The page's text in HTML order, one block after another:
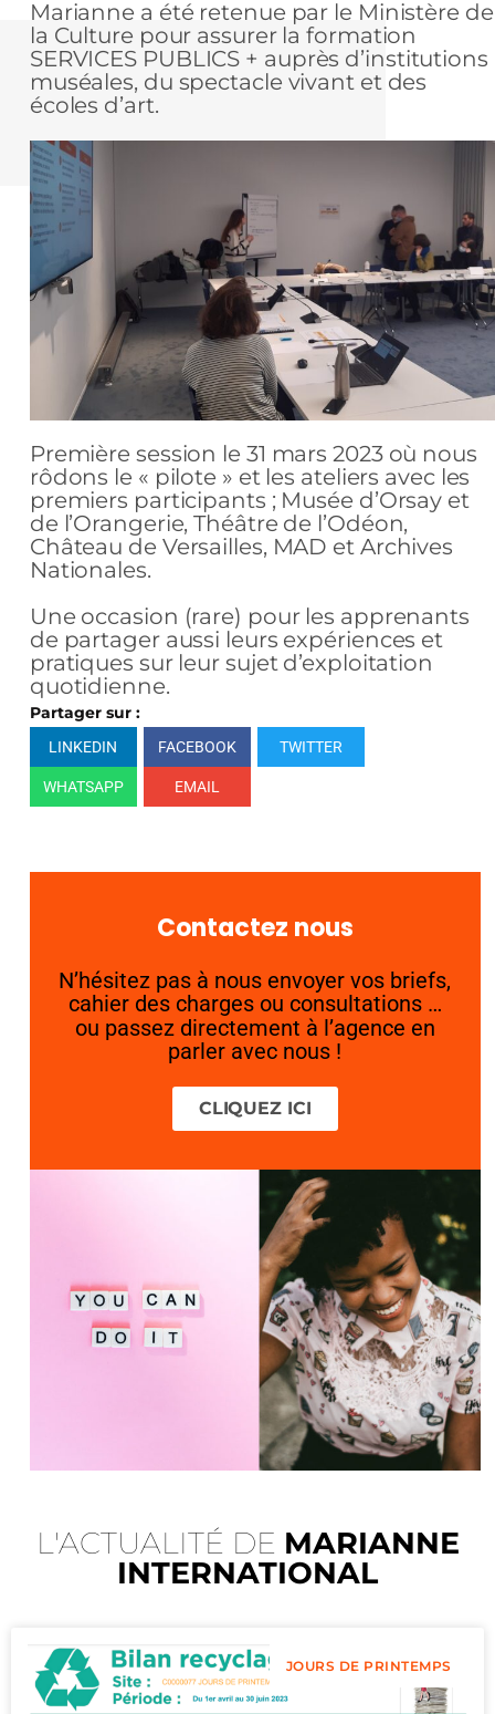
Marianne a été retenue par le Ministère de
la Culture pour assurer la formation
SERVICES PUBLICS + auprès d’institutions
muséales, du spectacle vivant et des
écoles d’art.
Première session le 31 mars 2023 où nous
rôdons le « pilote » et les ateliers avec les
premiers participants ; Musée d’Orsay et
de l’Orangerie, Théâtre de l’Odéon,
Château de Versailles, MAD et Archives
Nationales.
Une occasion (rare) pour les apprenants
de partager aussi leurs expériences et
pratiques sur leur sujet d’exploitation
quotidienne.
Partager sur :
LINKEDIN FACEBOOK TWITTER
WHATSAPP EMAIL
Contactez nous
N’hésitez pas à nous envoyer vos briefs,
cahier des charges ou consultations …
ou passez directement à l’agence en
parler avec nous !
CLIQUEZ ICI
L'ACTUALITÉ DE MARIANNE
INTERNATIONAL
JOURS DE PRINTEMPS